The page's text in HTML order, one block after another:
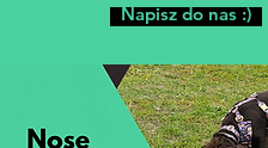
Napisz do nas :)